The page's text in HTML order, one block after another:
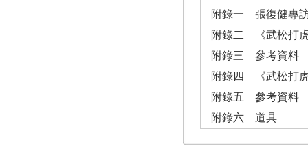
附錄一 張復健專
附錄二 《武松打
附錄三 參考資料
附錄四 《武松打
附錄五 參考資料
附錄六 道具